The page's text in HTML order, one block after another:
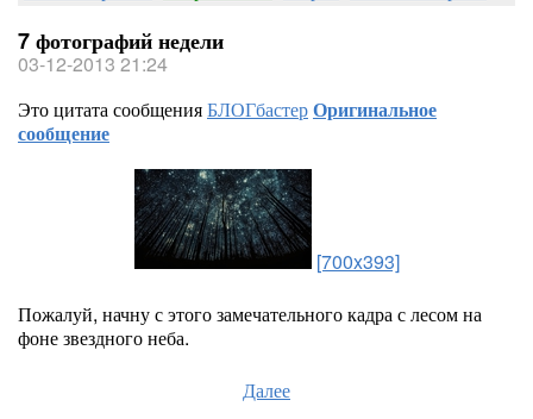
7 фотографий недели
03-12-2013 21:24
Это цитата сообщенияБЛОГбастерОригинальное
сообщение
[700x393]
Пожалуй, начну с этого замечательного кадра с лесом на
фоне звездного неба.
Далее